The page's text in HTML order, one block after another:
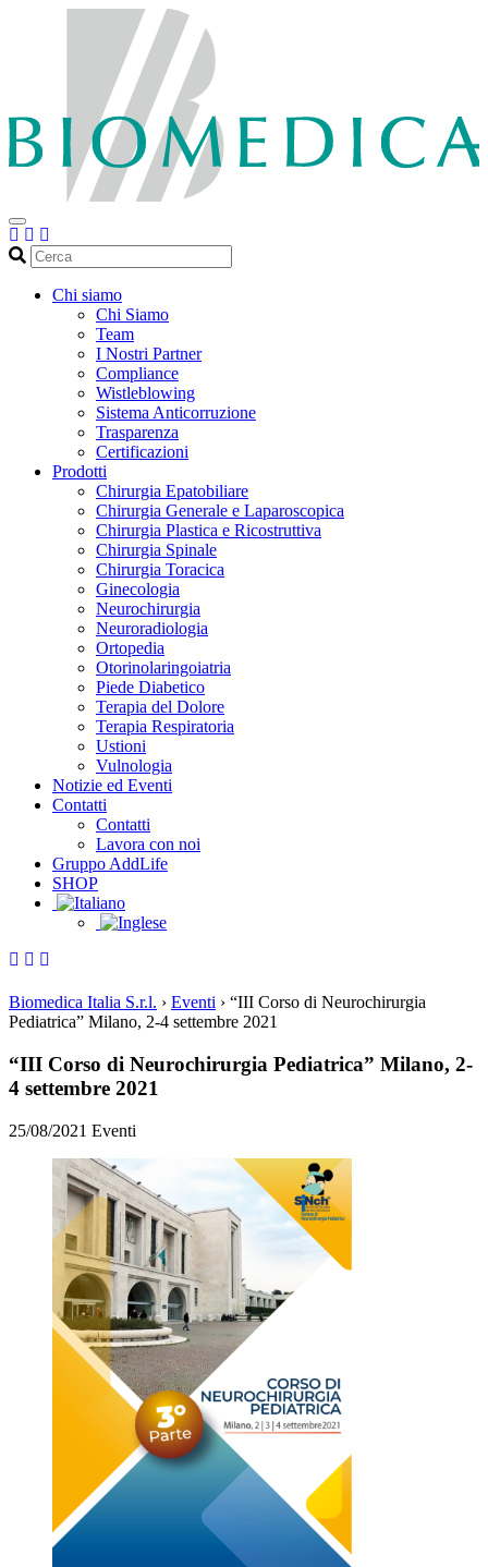
Cerca
Chi siamo
Chi Siamo
Team
I Nostri Partner
Compliance
Wistleblowing
Sistema Anticorruzione
Trasparenza
Certificazioni
Prodotti
Chirurgia Epatobiliare
Chirurgia Generale e Laparoscopica
Chirurgia Plastica e Ricostruttiva
Chirurgia Spinale
Chirurgia Toracica
Ginecologia
Neurochirurgia
Neuroradiologia
Ortopedia
Otorinolaringoiatria
Piede Diabetico
Terapia del Dolore
Terapia Respiratoria
Ustioni
Vulnologia
Notizie ed Eventi
Contatti
Contatti
Lavora con noi
Gruppo AddLife
SHOP
Biomedica Italia S.r.l. › Eventi › “III Corso di Neurochirurgia
Pediatrica” Milano, 2-4 settembre 2021
“III Corso di Neurochirurgia Pediatrica” Milano, 2-
4 settembre 2021
25/08/2021 Eventi